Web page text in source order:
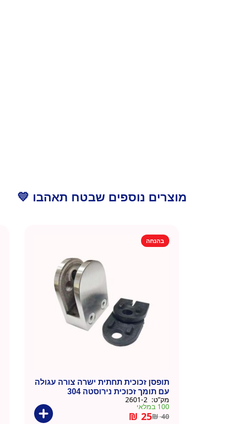
מוצרים נוספים שבטח תאהבו 💛
בהנחה
תופסן זכוכית תחתית ישרה צורה עגולה
עם תומך זכוכית נירוסטה 304
מק”ט:
100 במלאי
₪40
₪ 25